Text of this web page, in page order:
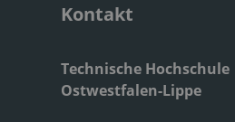
Kontakt
Technische Hochschule
Ostwestfalen-Lippe